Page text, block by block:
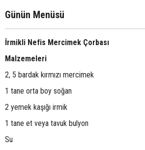
Günün Menüsü
İrmikli Nefis Mercimek Çorbası
Malzemeleri
2, 5 bardak kırmızı mercimek
1 tane orta boy soğan
2 yemek kaşığı irmik
1 tane et veya tavuk bulyon
Su